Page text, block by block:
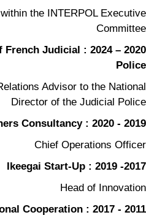
the INTERPOL Executive
Committee
of French Judicial
Police
Advisor to the National
Director of the Judicial Police
2019 - 2020 : LP Partners Consultancy
Chief Operations Officer
2017- 2019 : Ikeegai Start-Up
Head of Innovation
Cooperation